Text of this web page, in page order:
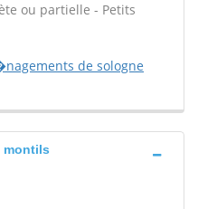
ou partielle - Petits
de sologne
montils